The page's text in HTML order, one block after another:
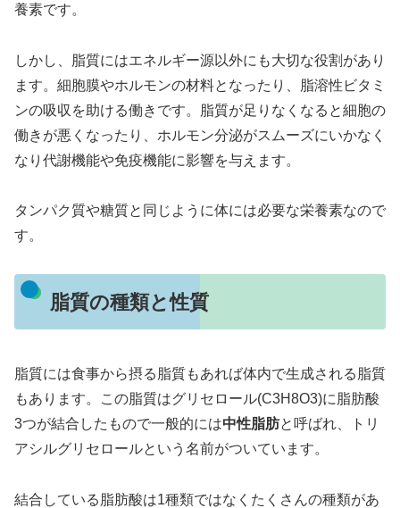
養素です。
しかし、脂質にはエネルギー源以外にも大切な役割があり
ます。細胞膜やホルモンの材料となったり、脂溶性ビタミ
ンの吸収を助ける働きです。脂質が足りなくなると細胞の
働きが悪くなったり、ホルモン分泌がスムーズにいかなく
なり代謝機能や免疫機能に影響を与えます。
タンパク質や糖質と同じように体には必要な栄養素なので
す。
脂質の種類と性質
脂質には食事から摂る脂質もあれば体内で生成される脂質
もあります。この脂質はグリセロール(C3H8O3)に脂肪酸
3つが結合したもので一般的には中性脂肪と呼ばれ、トリ
アシルグリセロールという名前がついています。
結合している脂肪酸は1種類ではなくたくさんの種類があ